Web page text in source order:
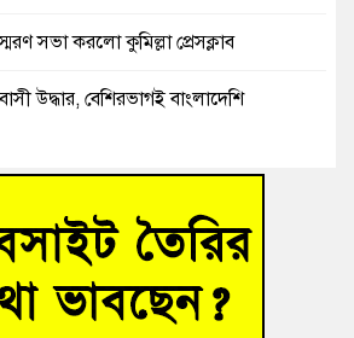
সভা করলো কুমিল্লা প্রেসক্লাব
উদ্ধার, বেশিরভাগই বাংলাদেশি
পর ফিশারির পুকুরে রিকশাচালকের মরদেহ
জুলাই গণহত্যার বিচার করেন, জনগণ আপনাদের
জুলাই গণঅভ্যুত্থান দিবসের